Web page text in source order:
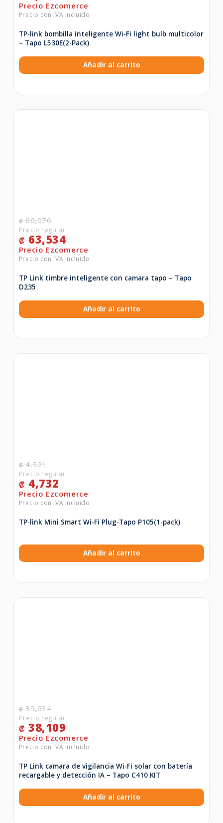
TP-link bombilla inteligente Wi-Fi light bulb multicolor
– Tapo L530E(2-Pack)
Añadir al carrito
₡66,076
₡ 63,534
TP Link timbre inteligente con camara tapo – Tapo
D235
Añadir al carrito
₡4,921
₡ 4,732
TP-link Mini Smart Wi-Fi Plug-Tapo P105(1-pack)
Añadir al carrito
₡39,634
₡ 38,109
TP Link camara de vigilancia Wi-Fi solar con batería
recargable y detección IA – Tapo C410 KIT
Añadir al carrito